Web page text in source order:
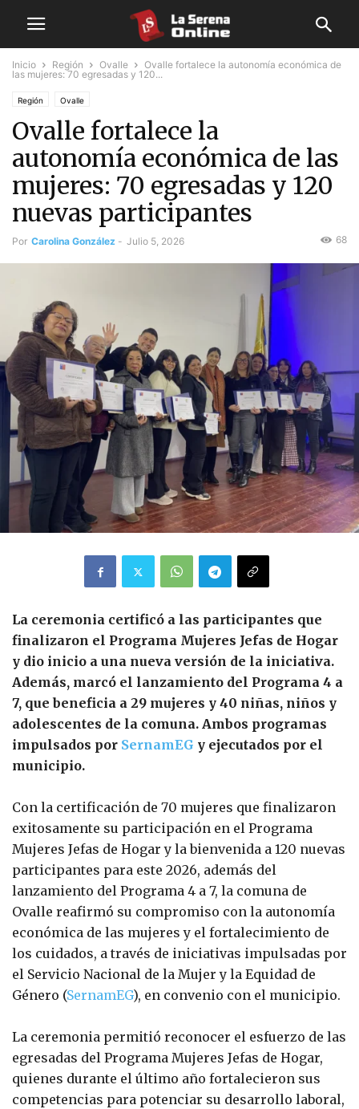
Inicio Región Ovalle
Ovalle fortalece la autonomía económica de
las mujeres: 70 egresadas y 120...
Región Ovalle
Ovalle fortalece la
autonomía económica de las
mujeres: 70 egresadas y 120
nuevas participantes
Por Carolina González - Julio 5, 2026 68
La ceremonia certificó a las participantes que
finalizaron el Programa Mujeres Jefas de Hogar
y dio inicio a una nueva versión de la iniciativa.
Además, marcó el lanzamiento del Programa 4 a
7, que beneficia a 29 mujeres y 40 niñas, niños y
adolescentes de la comuna. Ambos programas
impulsados por SernamEG y ejecutados por el
municipio.
Con la certificación de 70 mujeres que finalizaron
exitosamente su participación en el Programa
Mujeres Jefas de Hogar y la bienvenida a 120 nuevas
participantes para este 2026, además del
lanzamiento del Programa 4 a 7, la comuna de
Ovalle reafirmó su compromiso con la autonomía
económica de las mujeres y el fortalecimiento de
los cuidados, a través de iniciativas impulsadas por
el Servicio Nacional de la Mujer y la Equidad de
Género (SernamEG), en convenio con el municipio.
La ceremonia permitió reconocer el esfuerzo de las
egresadas del Programa Mujeres Jefas de Hogar,
quienes durante el último año fortalecieron sus
competencias para potenciar su desarrollo laboral,